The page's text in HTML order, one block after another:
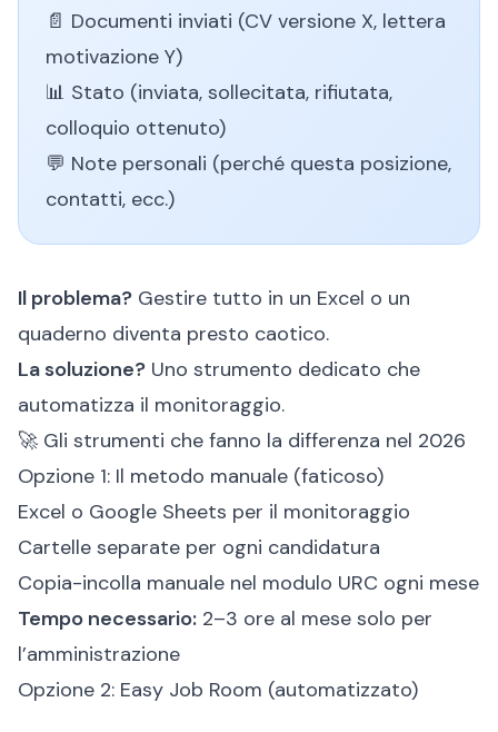
📄 Documenti inviati (CV versione X, lettera
motivazione Y)
📊 Stato (inviata, sollecitata, rifiutata,
colloquio ottenuto)
💬 Note personali (perché questa posizione,
contatti, ecc.)
Il problema? Gestire tutto in un Excel o un
quaderno diventa presto caotico.
La soluzione? Uno strumento dedicato che
automatizza il monitoraggio.
🚀 Gli strumenti che fanno la differenza nel 2026
Opzione 1: Il metodo manuale (faticoso)
Excel o Google Sheets per il monitoraggio
Cartelle separate per ogni candidatura
Copia-incolla manuale nel modulo URC ogni mese
Tempo necessario: 2–3 ore al mese solo per
l’amministrazione
Opzione 2: Easy Job Room (automatizzato)